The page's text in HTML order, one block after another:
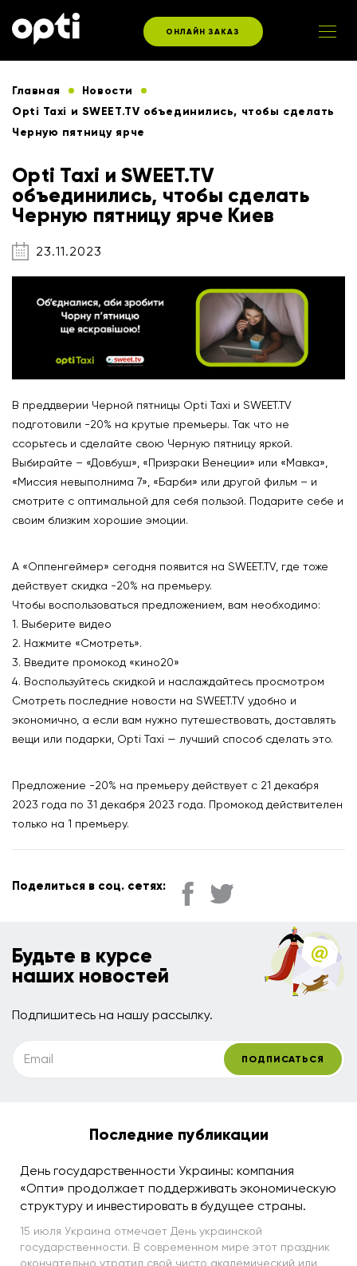
ОНЛАЙН ЗАКАЗ
Главная
Новости
Opti Taxi и SWEET.TV объединились, чтобы сделать
Черную пятницу ярче
Opti Taxi и SWEET.TV
объединились, чтобы сделать
Черную пятницу ярче Киев
23.11.2023
В преддверии Черной пятницы Opti Taxi и SWEET.TV
подготовили -20% на крутые премьеры. Так что не
ссорьтесь и сделайте свою Черную пятницу яркой.
Выбирайте – «Довбуш», «Призраки Венеции» или «Мавка»,
«Миссия невыполнима 7», «Барби» или другой фильм – и
смотрите с оптимальной для себя пользой. Подарите себе и
своим близким хорошие эмоции.
А «Оппенгеймер» сегодня появится на SWEET.TV, где тоже
действует скидка -20% на премьеру.
Чтобы воспользоваться предложением, вам необходимо:
1. Выберите видео
2. Нажмите «Смотреть».
3. Введите промокод «кино20»
4. Воспользуйтесь скидкой и наслаждайтесь просмотром
Смотреть последние новости на SWEET.TV удобно и
экономично, а если вам нужно путешествовать, доставлять
вещи или подарки, Opti Taxi — лучший способ сделать это.
Предложение -20% на премьеру действует с 21 декабря
2023 года по 31 декабря 2023 года. Промокод действителен
только на 1 премьеру.
Поделиться в соц. сетях:
Будьте в курсе
наших новостей
Подпишитесь на нашу рассылку.
Email ПОДПИСАТЬСЯ
Последние публикации
День государственности Украины: компания
«Опти» продолжает поддерживать экономическую
структуру и инвестировать в будущее страны.
15 июля Украина отмечает День украинской
государственности. В современном мире этот праздник
окончательно утратил свой чисто академический или